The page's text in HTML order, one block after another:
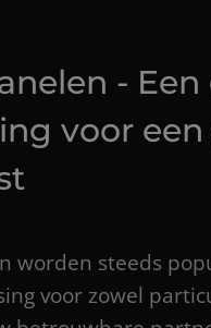
-
voor
worden steeds
voor zowel